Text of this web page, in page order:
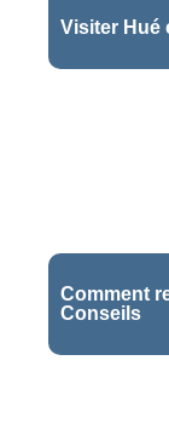
Visiter Hué
Comment
Conseils